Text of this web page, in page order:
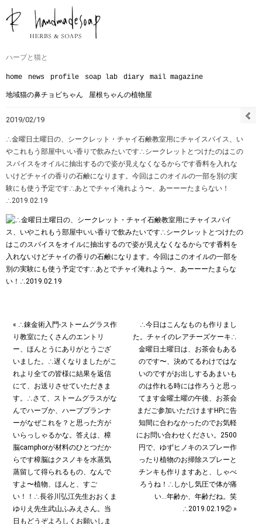
ハーブと猫と
home news profile soap lab diary mail magazine
地域猫の鼻チョビちゃん 屋根ちゃんの植物屋
2019/02/19
∴金曜日土曜日の、シークレット・チャイ石鹸教室用にチャイスパイス、い
やこれもう部屋中いい香りで飲みたいです︎∴シークレットとつけたのはこの
スパイスをオイルに抽出するので姿が見えなくなるからです︎香料を入れな
いけどチャイの香りの石鹸になります。今回はこのオイルの一部を別の実
験にも使う予定です︎︎∴あとでチャイ淹れよう〜、あーーーたまらない！
∴2019.02.19
« ∴錬金術入門-ストームグラス作
り教室にたくさんのエントリ
ー、ほんとうにありがとうござ
いました。∴遅くなりましたがこ
れより全ての皆様に結果を返信
にて、お送りさせていただきま
す。∴さて、ストームグラスがな
んでハーブか、ハーブプランナ
ーがなぜこれを？と思った方が
いらっしゃるかな。答えは、樟
脳camphorが材料のひとつだか
らです樟脳はクスノキを水蒸気
蒸留して得られるもの、なんで
すよ〜植物、ほんと、すご
い！！∴長谷川弘江先生おおくま
ゆりえ先生武山ふみえさん。当
日もどうぞよろしくお願いしま
∴今日はこんなものも作りまし
た。チャイのレアチーズケーキ∴
金曜日土曜日は、お茶会もある
のです〜、決めてるわけではな
いのですがお出しするあまいも
のは作れる時には作ろうと思っ
てます︎金曜土曜の午後、お茶会
まだご参加いただけます️HPに告
知間に合わなかったのでお気軽
にお問い合わせください。2500
円で、ゆずヒノキのスプレー作
ったり植物のお掃除スプレーと
チンキも作りますあと、しゃべ
ろうね！︎∴しかし気圧で体が痛
い…年齢か、年齢だね。笑
∴2019.02.19② »